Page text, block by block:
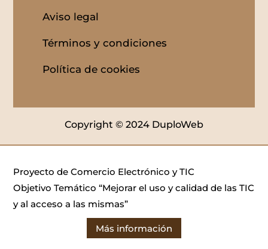
Aviso legal
Términos y condiciones
Política de cookies
Copyright © 2024 DuploWeb
Proyecto de Comercio Electrónico y TIC
Objetivo Temático “Mejorar el uso y calidad de las TIC
y al acceso a las mismas”
Más información